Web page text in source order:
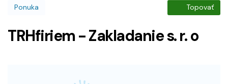
Ponuka Topovať
TRHfiriem - Zakladanie s. r. o